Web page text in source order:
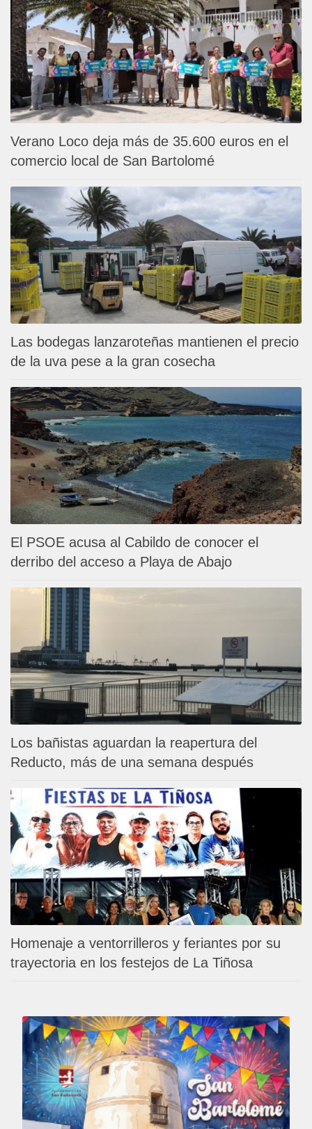
Verano Loco deja más de 35.600 euros en el
comercio local de San Bartolomé
Las bodegas lanzaroteñas mantienen el precio
de la uva pese a la gran cosecha
El PSOE acusa al Cabildo de conocer el
derribo del acceso a Playa de Abajo
Los bañistas aguardan la reapertura del
Reducto, más de una semana después
Homenaje a ventorrilleros y feriantes por su
trayectoria en los festejos de La Tiñosa